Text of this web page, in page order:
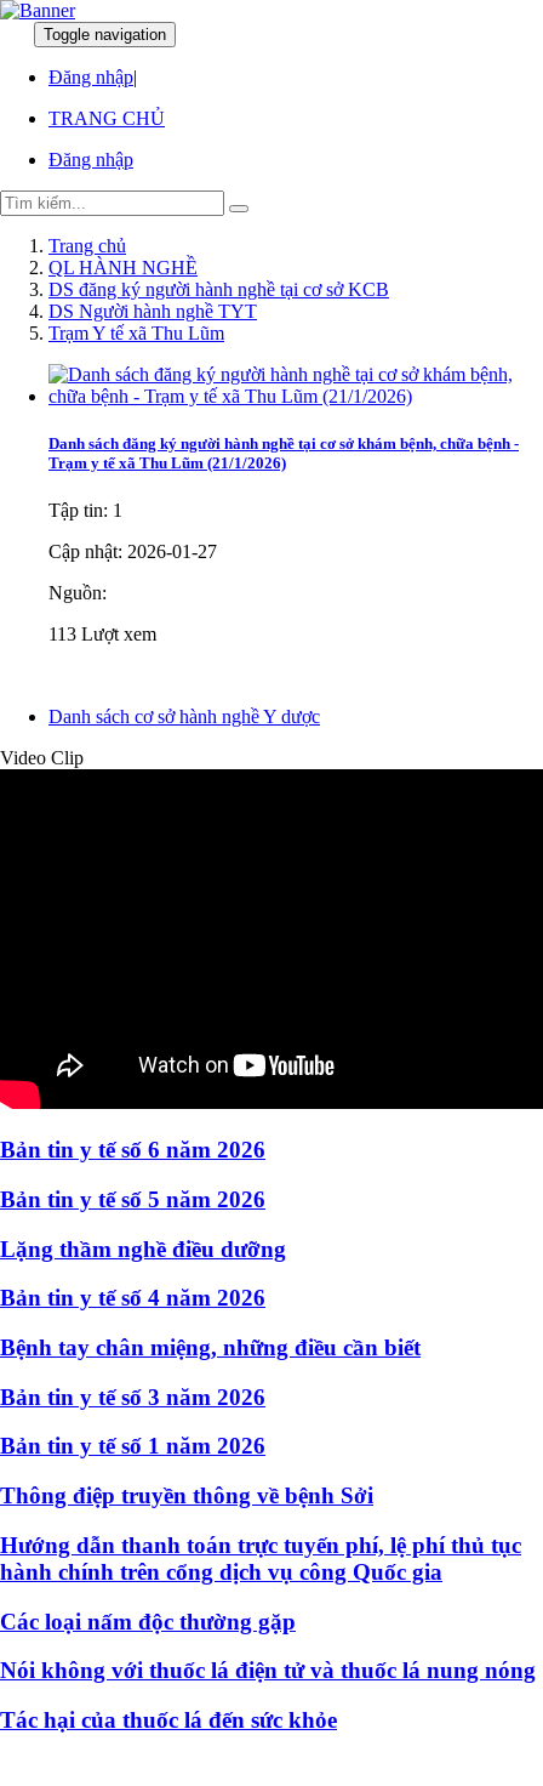
Toggle navigation
Đăng nhập|
TRANG CHỦ
Đăng nhập
Trang chủ
QL HÀNH NGHỀ
DS đăng ký người hành nghề tại cơ sở KCB
DS Người hành nghề TYT
Trạm Y tế xã Thu Lũm
Danh sách đăng ký người hành nghề tại cơ sở khám bệnh, chữa bệnh -
Trạm y tế xã Thu Lũm (21/1/2026)
Tập tin: 1
Cập nhật: 2026-01-27
Nguồn:
113 Lượt xem
Danh sách cơ sở hành nghề Y dược
Video Clip
Bản tin y tế số 6 năm 2026
Bản tin y tế số 5 năm 2026
Lặng thầm nghề điều dưỡng
Bản tin y tế số 4 năm 2026
Bệnh tay chân miệng, những điều cần biết
Bản tin y tế số 3 năm 2026
Bản tin y tế số 1 năm 2026
Thông điệp truyền thông về bệnh Sởi
Hướng dẫn thanh toán trực tuyến phí, lệ phí thủ tục
hành chính trên cổng dịch vụ công Quốc gia
Các loại nấm độc thường gặp
Nói không với thuốc lá điện tử và thuốc lá nung nóng
Tác hại của thuốc lá đến sức khỏe